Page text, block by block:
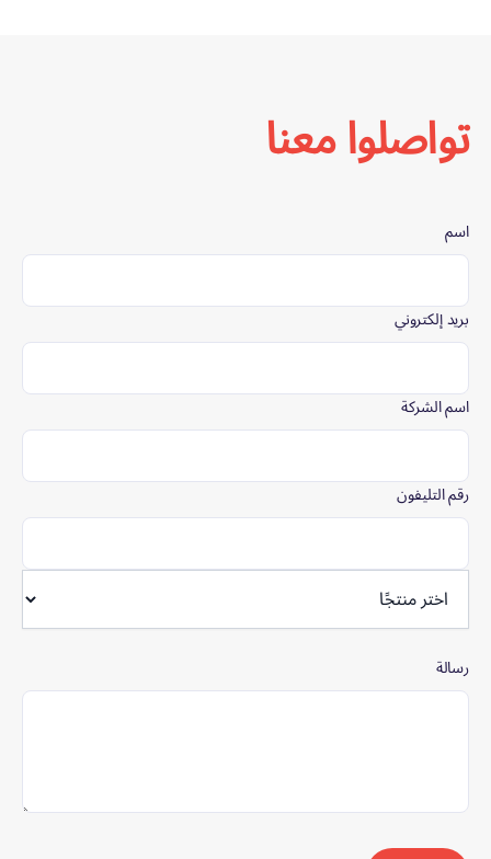
تواصلوا معنا
اسم
بريد إلكتروني
اسم الشركة
رقم التليفون
رسالة